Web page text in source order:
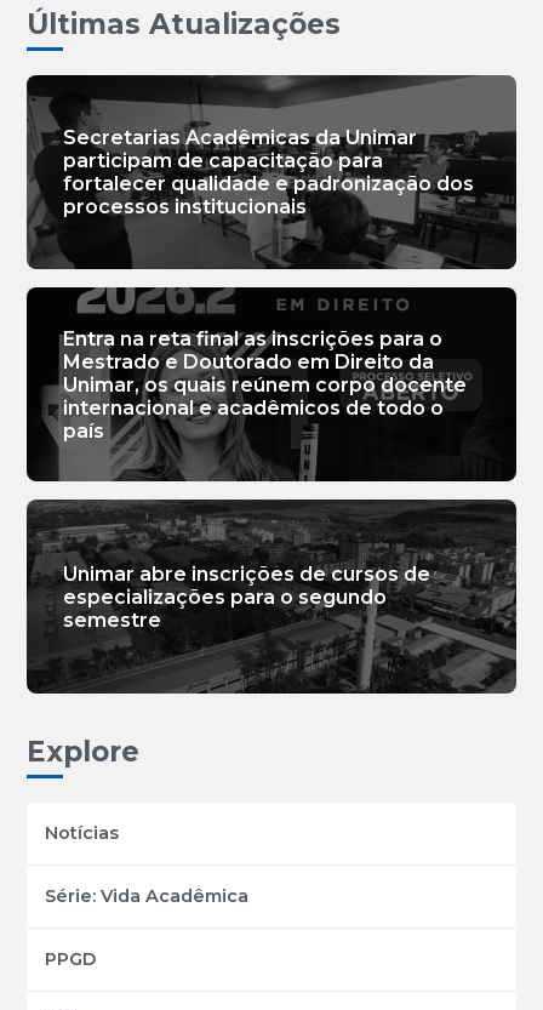
Últimas Atualizações
Secretarias Acadêmicas da Unimar
participam de capacitação para
fortalecer qualidade e padronização dos
processos institucionais
Entra na reta final as inscrições para o
Mestrado e Doutorado em Direito da
Unimar, os quais reúnem corpo docente
internacional e acadêmicos de todo o
país
Unimar abre inscrições de cursos de
especializações para o segundo
semestre
Explore
Notícias
Série: Vida Acadêmica
PPGD